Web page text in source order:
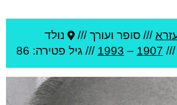
/// סופר ועורך ///
נולד
///
1907
–
1993 /// גיל פטירה: 86